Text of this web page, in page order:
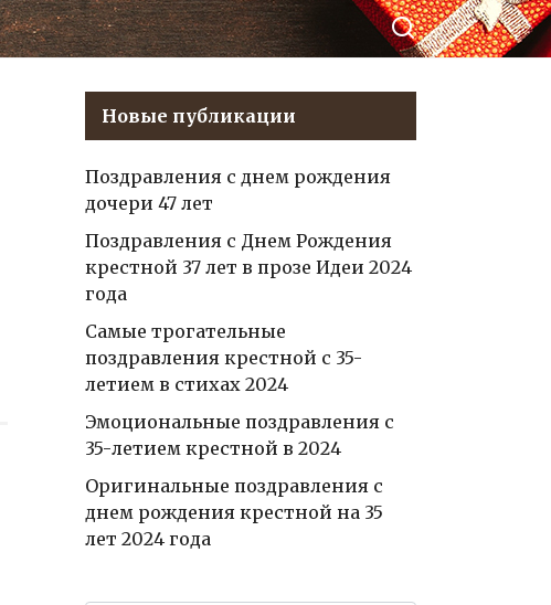
Новые публикации
Поздравления с днем рождения
дочери 47 лет
Поздравления с Днем Рождения
крестной 37 лет в прозе Идеи 2024
года
Самые трогательные
поздравления крестной с 35-
летием в стихах 2024
Эмоциональные поздравления с
35-летием крестной в 2024
Оригинальные поздравления с
днем рождения крестной на 35
лет 2024 года
Поделиться в
ВКонтакте
— искренние